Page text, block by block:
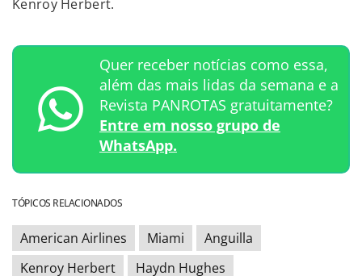
Kenroy Herbert.
Quer receber notícias como essa,
além das mais lidas da semana e a
Revista PANROTAS gratuitamente?
Entre em nosso grupo de
WhatsApp.
TÓPICOS RELACIONADOS
American Airlines Miami
Anguilla
Kenroy Herbert
Haydn Hughes